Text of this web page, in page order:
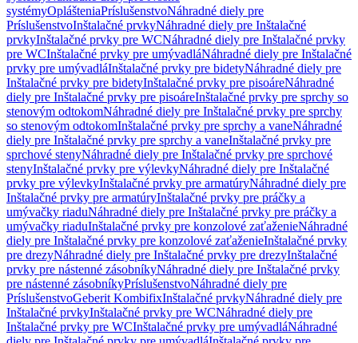
systémyOplášteniaPríslušenstvoNáhradné diely pre
PríslušenstvoInštalačné prvkyNáhradné diely pre Inštalačné
prvkyInštalačné prvky pre WCNáhradné diely pre Inštalačné prvky
pre WCInštalačné prvky pre umývadláNáhradné diely pre Inštalačné
prvky pre umývadláInštalačné prvky pre bidetyNáhradné diely pre
Inštalačné prvky pre bidetyInštalačné prvky pre pisoáreNáhradné
diely pre Inštalačné prvky pre pisoáreInštalačné prvky pre sprchy so
stenovým odtokomNáhradné diely pre Inštalačné prvky pre sprchy
so stenovým odtokomInštalačné prvky pre sprchy a vaneNáhradné
diely pre Inštalačné prvky pre sprchy a vaneInštalačné prvky pre
sprchové stenyNáhradné diely pre Inštalačné prvky pre sprchové
stenyInštalačné prvky pre výlevkyNáhradné diely pre Inštalačné
prvky pre výlevkyInštalačné prvky pre armatúryNáhradné diely pre
Inštalačné prvky pre armatúryInštalačné prvky pre práčky a
umývačky riaduNáhradné diely pre Inštalačné prvky pre práčky a
umývačky riaduInštalačné prvky pre konzolové zaťaženieNáhradné
diely pre Inštalačné prvky pre konzolové zaťaženieInštalačné prvky
pre drezyNáhradné diely pre Inštalačné prvky pre drezyInštalačné
prvky pre nástenné zásobníkyNáhradné diely pre Inštalačné prvky
pre nástenné zásobníkyPríslušenstvoNáhradné diely pre
PríslušenstvoGeberit KombifixInštalačné prvkyNáhradné diely pre
Inštalačné prvkyInštalačné prvky pre WCNáhradné diely pre
Inštalačné prvky pre WCInštalačné prvky pre umývadláNáhradné